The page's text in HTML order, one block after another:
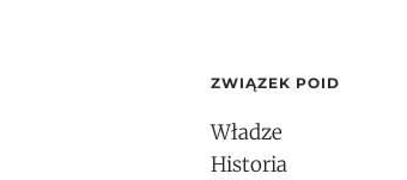
ZWIĄZEK POID
Władze
Historia